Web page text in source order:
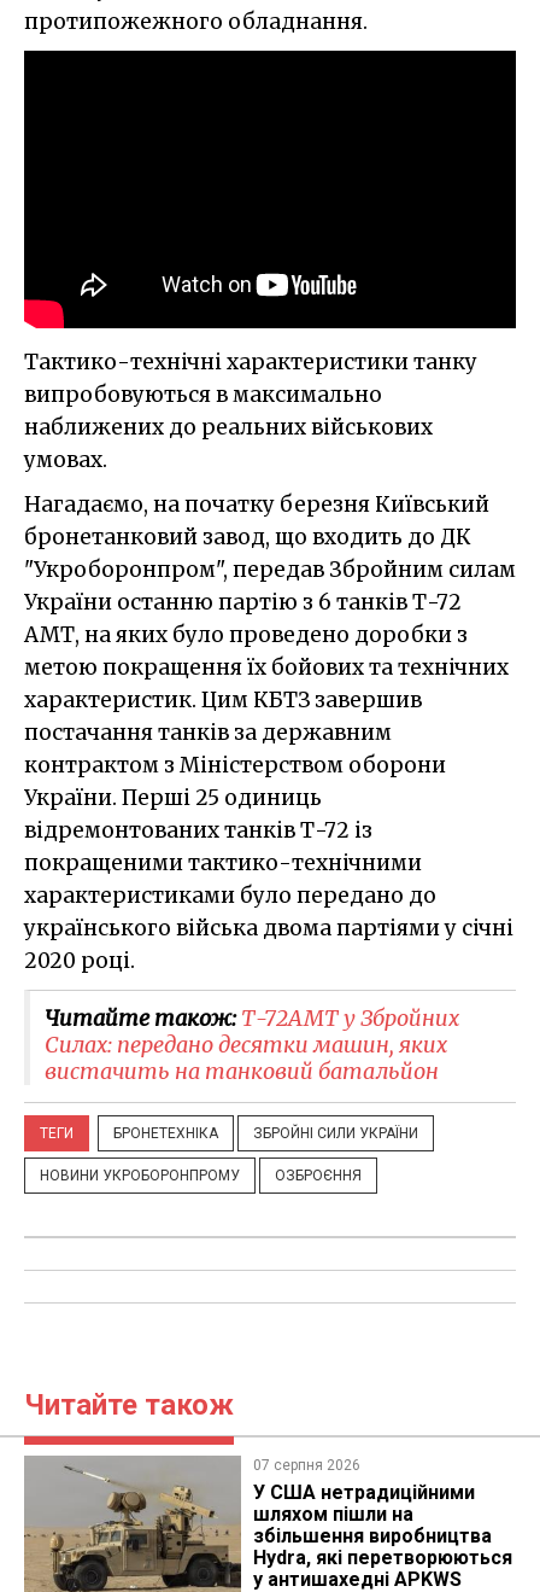
протипожежного обладнання.
Тактико-технічні характеристики танку
випробовуються в максимально
наближених до реальних військових
умовах.
Нагадаємо, на початку березня Київський
бронетанковий завод, що входить до ДК
"Укроборонпром", передав Збройним силам
України останню партію з 6 танків Т-72
АМТ, на яких було проведено доробки з
метою покращення їх бойових та технічних
характеристик. Цим КБТЗ завершив
постачання танків за державним
контрактом з Міністерством оборони
України. Перші 25 одиниць
відремонтованих танків Т-72 із
покращеними тактико-технічними
характеристиками було передано до
українського війська двома партіями у січні
2020 році.
Читайте також:Т-72АМТ у Збройних
Силах: передано десятки машин, яких
вистачить на танковий батальйон
ТЕГИ БРОНЕТЕХНІКА ЗБРОЙНІ СИЛИ УКРАЇНИ
НОВИНИ УКРОБОРОНПРОМУ ОЗБРОЄННЯ
Читайте також
07 серпня 2026
У США нетрадиційними
шляхом пішли на
збільшення виробництва
Hydra, які перетворюються
у антишахедні APKWS